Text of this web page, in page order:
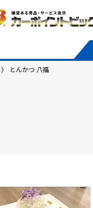
とんかつ 八福